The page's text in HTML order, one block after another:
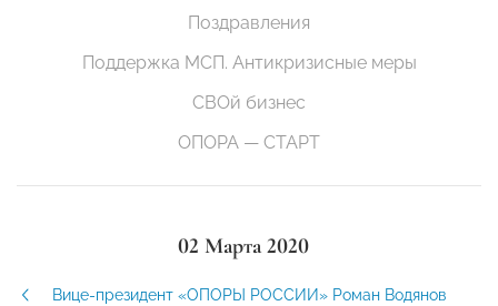
Поздравления
Поддержка МСП. Антикризисные меры
СВОй бизнес
ОПОРА — СТАРТ
02 Марта 2020
Вице-президент «ОПОРЫ РОССИИ» Роман Водянов